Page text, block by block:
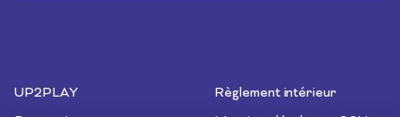
UP2PLAY
Règlement intérieur